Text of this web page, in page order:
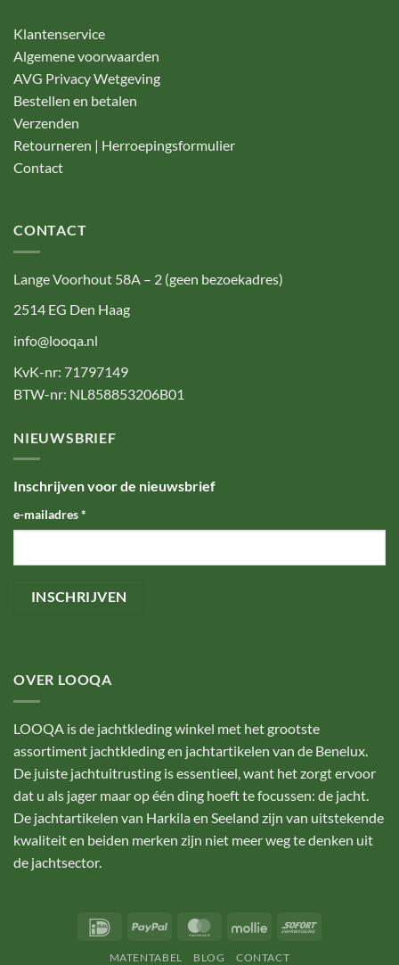
Klantenservice
Algemene voorwaarden
AVG Privacy Wetgeving
Bestellen en betalen
Verzenden
Retourneren | Herroepingsformulier
Contact
CONTACT
Lange Voorhout 58A – 2 (geen bezoekadres)
2514 EG Den Haag
info@looqa.nl
KvK-nr: 71797149
BTW-nr: NL858853206B01
NIEUWSBRIEF
Inschrijven voor de nieuwsbrief
e-mailadres*
OVER LOOQA
LOOQA is de jachtkleding winkel met het grootste
assortiment jachtkleding en jachtartikelen van de Benelux.
De juiste jachtuitrusting is essentieel, want het zorgt ervoor
dat u als jager maar op één ding hoeft te focussen: de jacht.
De jachtartikelen van Harkila en Seeland zijn van uitstekende
kwaliteit en beiden merken zijn niet meer weg te denken uit
de jachtsector.
IDeal PayPal MasterCardMollie Sofort
MATENTABEL BLOG CONTACT